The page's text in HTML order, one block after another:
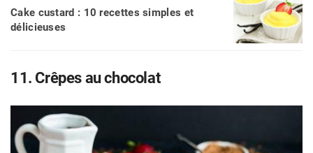
Cake custard : 10 recettes simples et
délicieuses
11. Crêpes au chocolat